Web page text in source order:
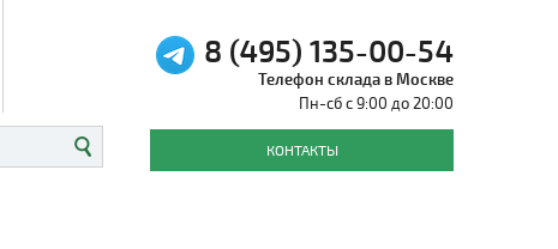
8 (495) 135-00-54
Телефон склада в Москве
Пн-сб с 9:00 до 20:00
КОНТАКТЫ